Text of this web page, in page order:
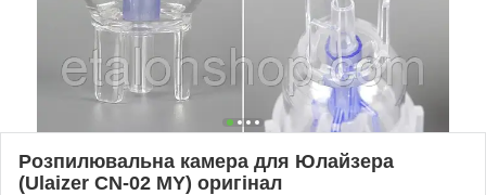
Розпилювальна камера для Юлайзера
(Ulaizer CN-02 MY) оригінал